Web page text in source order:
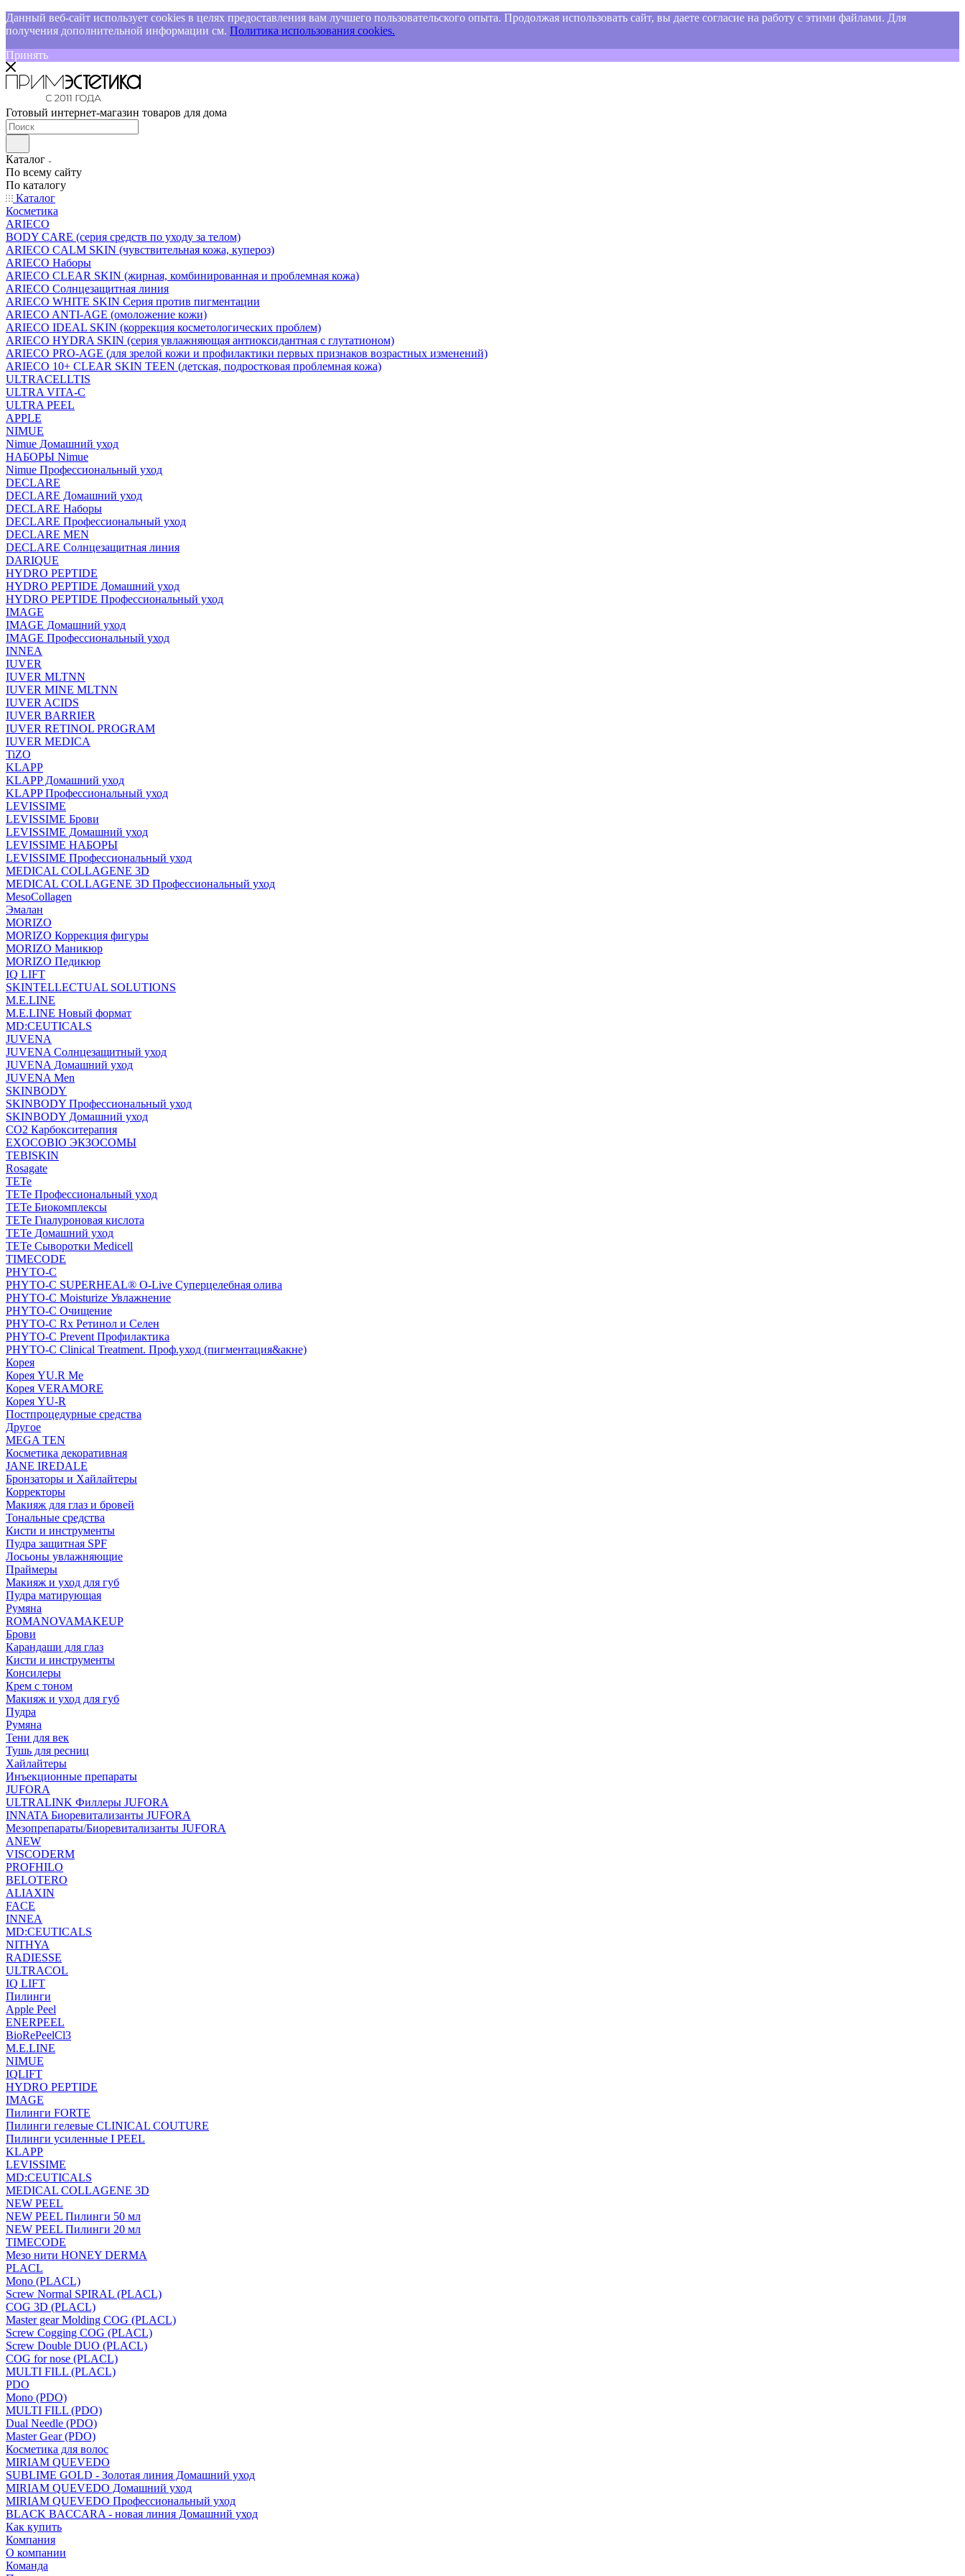
Данный веб-сайт использует cookies в целях предоставления вам лучшего пользовательского опыта. Продолжая использовать сайт, вы даете согласие на работу с этими файлами. Для
получения дополнительной информации см. Политика использования cookies.
Принять
Готовый интернет-магазин товаров для дома
Каталог
По всему сайту
По каталогу
Каталог
Косметика
ARIECO
BODY CARE (серия средств по уходу за телом)
ARIECO CALM SKIN (чувствительная кожа, купероз)
ARIECO Наборы
ARIECO CLEAR SKIN (жирная, комбинированная и проблемная кожа)
ARIECO Солнцезащитная линия
ARIECO WHITE SKIN Серия против пигментации
ARIECO ANTI-AGE (омоложение кожи)
ARIECO IDEAL SKIN (коррекция косметологических проблем)
ARIECO HYDRA SKIN (серия увлажняющая антиоксидантная с глутатионом)
ARIECO PRO-AGE (для зрелой кожи и профилактики первых признаков возрастных изменений)
ARIECO 10+ CLEAR SKIN TEEN (детская, подростковая проблемная кожа)
ULTRACELLTIS
ULTRA VITA-C
ULTRA PEEL
APPLE
NIMUE
Nimue Домашний уход
НАБОРЫ Nimue
Nimue Профессиональный уход
DECLARE
DECLARE Домашний уход
DECLARE Наборы
DECLARE Профессиональный уход
DECLARE MEN
DECLARE Солнцезащитная линия
DARIQUE
HYDRO PEPTIDE
HYDRO PEPTIDE Домашний уход
HYDRO PEPTIDE Профессиональный уход
IMAGE
IMAGE Домашний уход
IMAGE Профессиональный уход
INNEA
IUVER
IUVER MLTNN
IUVER MINE MLTNN
IUVER ACIDS
IUVER BARRIER
IUVER RETINOL PROGRAM
IUVER MEDICA
TiZO
KLAPP
KLAPP Домашний уход
KLAPP Профессиональный уход
LEVISSIME
LEVISSIME Брови
LEVISSIME Домашний уход
LEVISSIME НАБОРЫ
LEVISSIME Профессиональный уход
MEDICAL COLLAGENE 3D
MEDICAL COLLAGENE 3D Профессиональный уход
MesoCollagen
Эмалан
MORIZO
MORIZO Коррекция фигуры
MORIZO Маникюр
MORIZO Педикюр
IQ LIFT
SKINTELLECTUAL SOLUTIONS
M.E.LINE
M.E.LINE Новый формат
MD:CEUTICALS
JUVENA
JUVENA Солнцезащитный уход
JUVENA Домашний уход
JUVENA Men
SKINBODY
SKINBODY Профессиональный уход
SKINBODY Домашний уход
CO2 Карбокситерапия
EXOCOBIO ЭКЗОСОМЫ
TEBISKIN
Rosagate
TETe
TETe Профессиональный уход
TETe Биокомплексы
TETe Гиалуроновая кислота
TETe Домашний уход
TETe Сыворотки Medicell
TIMECODE
PHYTO-C
PHYTO-C SUPERHEAL® O-Live Суперцелебная олива
PHYTO-C Moisturize Увлажнение
PHYTO-C Очищение
PHYTO-C Rx Ретинол и Селен
PHYTO-C Prevent Профилактика
PHYTO-C Clinical Treatment. Проф.уход (пигментация&акне)
Корея
Корея YU.R Me
Корея VERAMORE
Корея YU-R
Постпроцедурные средства
Другое
MEGA TEN
Косметика декоративная
JANE IREDALE
Бронзаторы и Хайлайтеры
Корректоры
Макияж для глаз и бровей
Тональные средства
Кисти и инструменты
Пудра защитная SPF
Лосьоны увлажняющие
Праймеры
Макияж и уход для губ
Пудра матирующая
Румяна
ROMANOVAMAKEUP
Брови
Карандаши для глаз
Кисти и инструменты
Консилеры
Крем с тоном
Макияж и уход для губ
Пудра
Румяна
Тени для век
Тушь для ресниц
Хайлайтеры
Инъекционные препараты
JUFORA
ULTRALINK Филлеры JUFORA
INNATA Биоревитализанты JUFORA
Мезопрепараты/Биоревитализанты JUFORA
ANEW
VISCODERM
PROFHILO
BELOTERO
ALIAXIN
FACE
INNEA
MD:CEUTICALS
NITHYA
RADIESSE
ULTRACOL
IQ LIFT
Пилинги
Apple Peel
ENERPEEL
BioRePeelCl3
M.E.LINE
NIMUE
IQLIFT
HYDRO PEPTIDE
IMAGE
Пилинги FORTE
Пилинги гелевые CLINICAL COUTURE
Пилинги усиленные I PEEL
KLAPP
LEVISSIME
MD:CEUTICALS
MEDICAL COLLAGENE 3D
NEW PEEL
NEW PEEL Пилинги 50 мл
NEW PEEL Пилинги 20 мл
TIMECODE
Мезо нити HONEY DERMA
PLACL
Mono (PLACL)
Screw Normal SPIRAL (PLACL)
COG 3D (PLACL)
Master gear Molding COG (PLACL)
Screw Cogging COG (PLACL)
Screw Double DUO (PLACL)
COG for nose (PLACL)
MULTI FILL (PLACL)
PDO
Mono (PDO)
MULTI FILL (PDO)
Dual Needle (PDO)
Master Gear (PDO)
Косметика для волос
MIRIAM QUEVEDO
SUBLIME GOLD - Золотая линия Домашний уход
MIRIAM QUEVEDO Домашний уход
MIRIAM QUEVEDO Профессиональный уход
BLACK BACCARA - новая линия Домашний уход
Как купить
Компания
О компании
Команда